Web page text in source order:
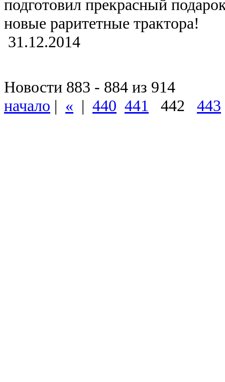
подготовил прекрасный
новые раритетные трактора!
31.12.2014
Новости 883 - 884 из 914
начало | « | 440 441 442 443